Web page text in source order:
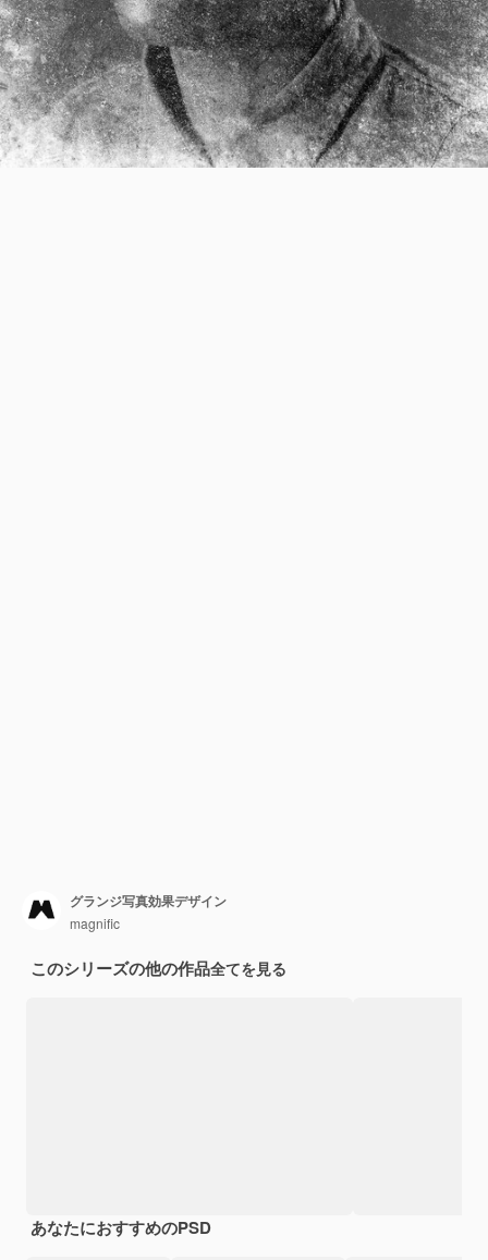
グランジ写真効果デザイン
magnific
このシリーズの他の作品全てを見る
あなたにおすすめのPSD